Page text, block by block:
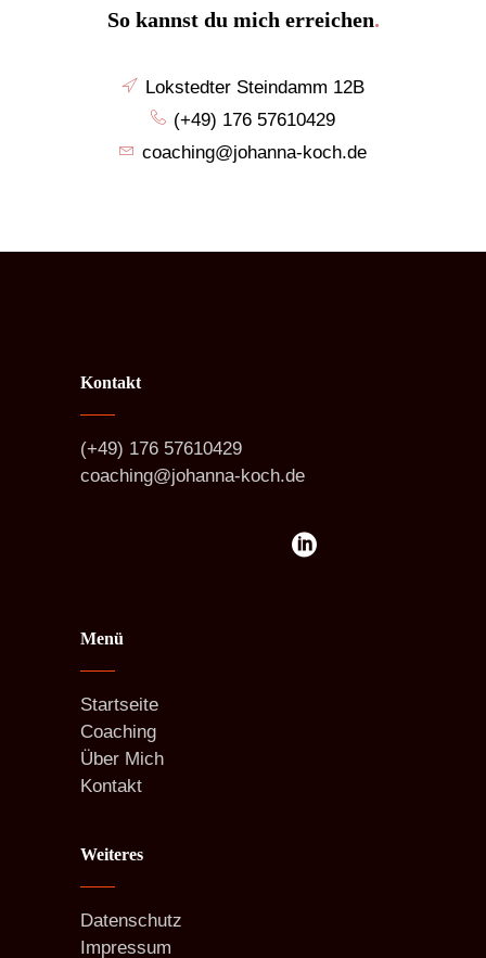
So kannst du mich erreichen.
Lokstedter Steindamm 12B
(+49) 176 57610429
coaching@johanna-koch.de
Kontakt
(+49) 176 57610429
coaching@johanna-koch.de
Menü
Startseite
Coaching
Über Mich
Kontakt
Weiteres
Datenschutz
Impressum